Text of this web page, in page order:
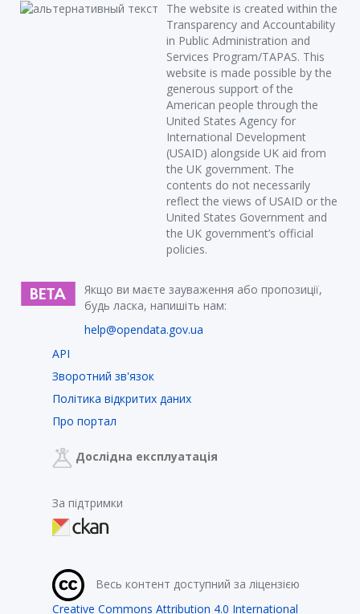
The website is created within the
Transparency and Accountability
in Public Administration and
Services Program/TAPAS. This
website is made possible by the
generous support of the
American people through the
United States Agency for
International Development
(USAID) alongside UK aid from
the UK government. The
contents do not necessarily
reflect the views of USAID or the
United States Government and
the UK government’s official
policies.
Якщо ви маєте зауваження або пропозиції,
будь ласка, напишіть нам:
help@opendata.gov.ua
API
Зворотний зв'язок
Політика відкритих даних
Про портал
Дослідна експлуатація
За підтримки
Весь контент доступний за ліцензією
Creative Commons Attribution 4.0 International